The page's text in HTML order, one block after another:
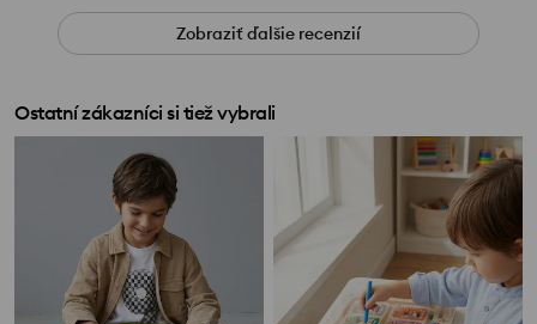
Zobraziť ďalšie recenzií
Ostatní zákazníci si tiež vybrali